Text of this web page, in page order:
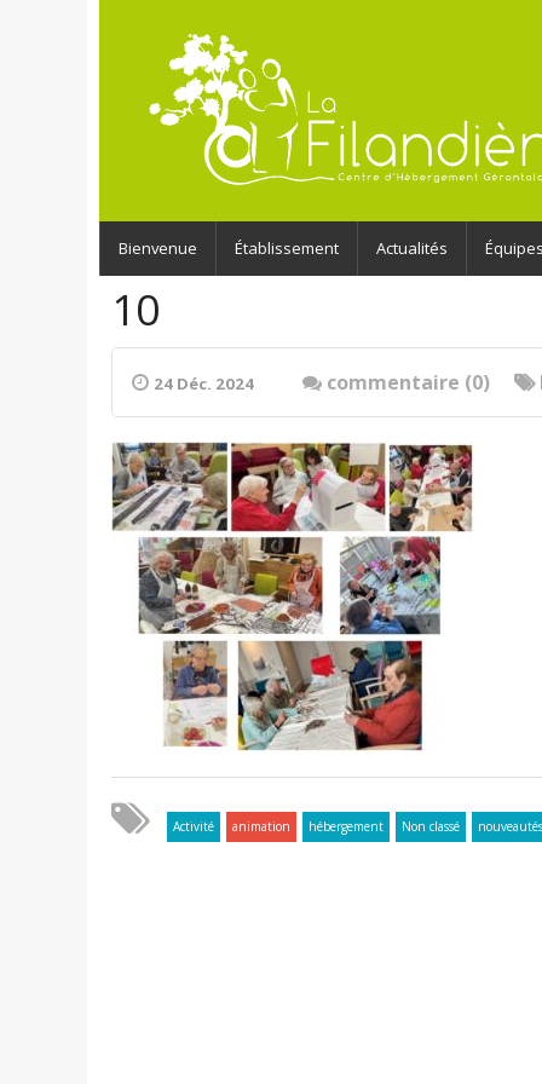
Bienvenue Établissement Actualités Équipes
10
24 Déc. 2024 commentaire (0)
Activité animation hébergement Non classé nouveautés